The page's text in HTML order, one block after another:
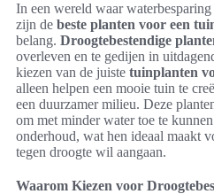
In een wereld waar
zijn de beste planten voor een
belang. Droogtebestendige
overleven en te gedijen in
kiezen van de juiste tuinplanten
alleen helpen een mooie tuin te
een duurzamer milieu. Deze
om met minder water toe te
onderhoud, wat hen ideaal maakt
tegen droogte wil aangaan.
Waarom Kiezen voor